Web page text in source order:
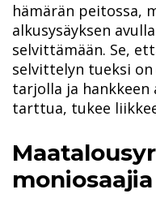
hämärän peitossa,
alkusysäyksen
selvittämään. Se,
selvittelyn tueksi
tarjolla ja
tarttua, tukee
moniosaajia